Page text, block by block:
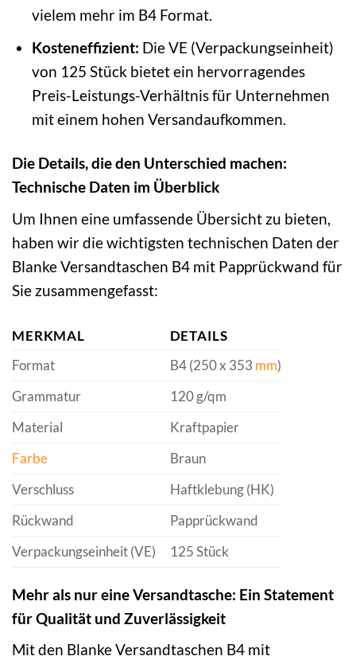
vielem mehr im B4 Format.
Kosteneffizient: Die VE (Verpackungseinheit)
von 125 Stück bietet ein hervorragendes
Preis-Leistungs-Verhältnis für Unternehmen
mit einem hohen Versandaufkommen.
Die Details, die den Unterschied machen:
Technische Daten im Überblick
Um Ihnen eine umfassende Übersicht zu bieten,
haben wir die wichtigsten technischen Daten der
Blanke Versandtaschen B4 mit Papprückwand für
Sie zusammengefasst:
MERKMAL
DETAILS
Format
B4 (250 x 353 mm)
Grammatur
120 g/qm
Material
Kraftpapier
Farbe
Braun
Verschluss
Haftklebung (HK)
Rückwand
Papprückwand
Verpackungseinheit (VE)
125 Stück
Mehr als nur eine Versandtasche: Ein Statement
für Qualität und Zuverlässigkeit
Mit den Blanke Versandtaschen B4 mit